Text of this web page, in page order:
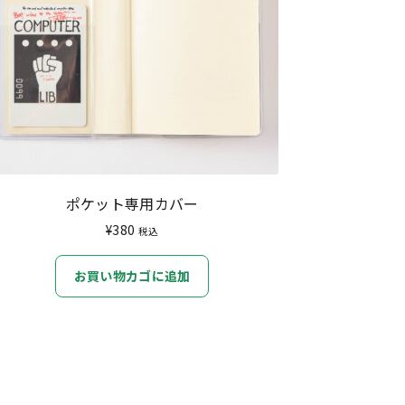
ポケット専用カバー
¥380 税込
お買い物カゴに追加